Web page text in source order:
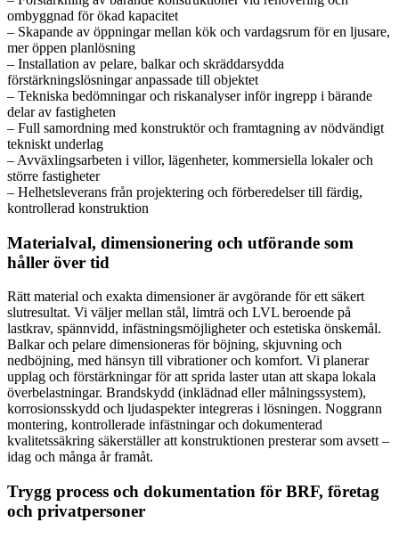
ombyggnad för ökad kapacitet
– Skapande av öppningar mellan kök och vardagsrum för en ljusare,
mer öppen planlösning
– Installation av pelare, balkar och skräddarsydda
förstärkningslösningar anpassade till objektet
– Tekniska bedömningar och riskanalyser inför ingrepp i bärande
delar av fastigheten
– Full samordning med konstruktör och framtagning av nödvändigt
tekniskt underlag
– Avväxlingsarbeten i villor, lägenheter, kommersiella lokaler och
större fastigheter
– Helhetsleverans från projektering och förberedelser till färdig,
kontrollerad konstruktion
Materialval, dimensionering och utförande som
håller över tid
Rätt material och exakta dimensioner är avgörande för ett säkert
slutresultat. Vi väljer mellan stål, limträ och LVL beroende på
lastkrav, spännvidd, infästningsmöjligheter och estetiska önskemål.
Balkar och pelare dimensioneras för böjning, skjuvning och
nedböjning, med hänsyn till vibrationer och komfort. Vi planerar
upplag och förstärkningar för att sprida laster utan att skapa lokala
överbelastningar. Brandskydd (inklädnad eller målningssystem),
korrosionsskydd och ljudaspekter integreras i lösningen. Noggrann
montering, kontrollerade infästningar och dokumenterad
kvalitetssäkring säkerställer att konstruktionen presterar som avsett –
idag och många år framåt.
Trygg process och dokumentation för BRF, företag
och privatpersoner